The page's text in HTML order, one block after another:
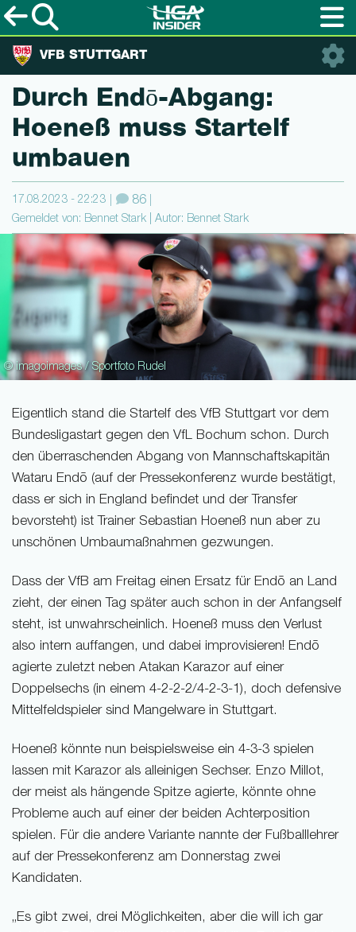
VFB STUTTGART
Durch Endō-Ab­gang:
Hoeneß muss Startelf
umbauen
17.08.2023 - 22:23 86
Gemeldet von: Bennet Stark | Autor: Bennet Stark
© imagoimages / Sportfoto Rudel
Eigentlich stand die Startelf des VfB Stuttgart vor dem
Bundesligastart gegen den VfL Bochum schon. Durch
den überraschenden Abgang von Mannschaftskapitän
Wataru Endō (auf der Pressekonferenz wurde bestätigt,
dass er sich in England befindet und der Transfer
bevorsteht) ist Trainer Sebastian Hoeneß nun aber zu
unschönen Umbaumaßnahmen gezwungen.
Dass der VfB am Freitag einen Ersatz für Endō an Land
zieht, der einen Tag später auch schon in der Anfangself
steht, ist unwahrscheinlich. Hoeneß muss den Verlust
also intern auffangen, und dabei improvisieren! Endō
agierte zuletzt neben Atakan Karazor auf einer
Doppelsechs (in einem 4-2-2-2/4-2-3-1), doch defensive
Mittelfeldspieler sind Mangelware in Stuttgart.
Hoeneß könnte nun beispielsweise ein 4-3-3 spielen
lassen mit Karazor als alleinigen Sechser. Enzo Millot,
der meist als hängende Spitze agierte, könnte ohne
Probleme auch auf einer der beiden Achterposition
spielen. Für die andere Variante nannte der Fußballlehrer
auf der Pressekonferenz am Donnerstag zwei
Kandidaten.
„Es gibt zwei, drei Möglichkeiten, aber die will ich gar